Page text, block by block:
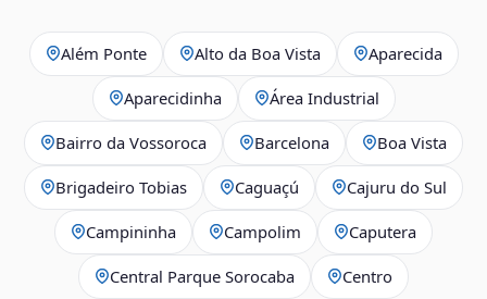
Além Ponte Alto da Boa Vista Aparecida
Aparecidinha Área Industrial
Bairro da Vossoroca Barcelona Boa Vista
Brigadeiro Tobias Caguaçú Cajuru do Sul
Campininha Campolim Caputera
Central Parque Sorocaba Centro